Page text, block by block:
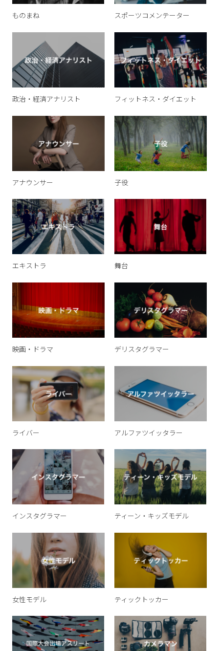
ものまね スポーツコメンテーター
政治・経済アナリスト フィットネス・ダイエット
アナウンサー 子役
エキストラ 舞台
映画・ドラマ デリスタグラマー
ライバー アルファツイッタラー
インスタグラマー ティーン・キッズモデル
女性モデル ティックトッカー